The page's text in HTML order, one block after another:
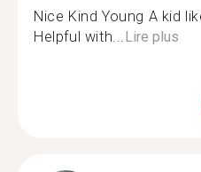
Nice Kind Young A kid
Helpful with...Lire plus